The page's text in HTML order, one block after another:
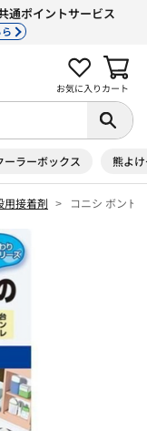
通ポイントサービス
お気に入り カート
ーラーボックス 熊よ
用接着剤 コニシ ボンド